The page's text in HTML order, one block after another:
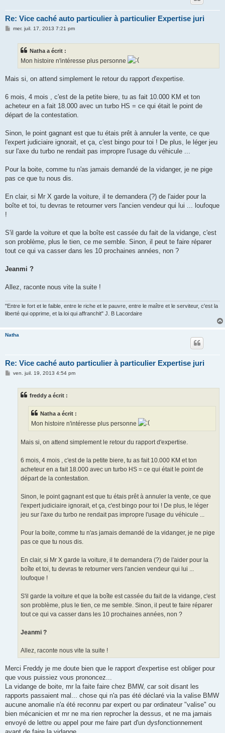
Re: Vice caché auto particulier à particulier Expertise juri
Mmer. juil. 17, 2013 7:21 pm
Natha a écrit :
Mon histoire n'intéresse plus personne
Mais si, on attend simplement le retour du rapport d'expertise.
6 mois, 4 mois , c'est de la petite biere, tu as fait 10.000 KM et ton
acheteur en a fait 18.000 avec un turbo HS = ce qui était le point de
départ de la contestation.
Sinon, le point gagnant est que tu étais prêt à annuler la vente, ce que
l'expert judiciaire ignorait, et ça, c'est bingo pour toi ! De plus, le léger jeu
sur l'axe du turbo ne rendait pas impropre l'usage du véhicule ...
Pour la boite, comme tu n'as jamais demandé de la vidanger, je ne pige
pas ce que tu nous dis.
En clair, si Mr X garde la voiture, il te demandera (?) de l'aider pour la
boîte et toi, tu devras te retourner vers l'ancien vendeur qui lui ... loufoque
!
S'il garde la voiture et que la boîte est cassée du fait de la vidange, c'est
son problème, plus le tien, ce me semble. Sinon, il peut te faire réparer
tout ce qui va casser dans les 10 prochaines années, non ?
Jeanmi ?
Allez, raconte nous vite la suite !
"Entre le fort et le faible, entre le riche et le pauvre, entre le maître et le serviteur, c'est la
liberté qui opprime, et la loi qui affranchit" J. B Lacordaire
Natha
Re: Vice caché auto particulier à particulier Expertise juri
Mven. juil. 19, 2013 4:54 pm
freddy a écrit :
Natha a écrit :
Mon histoire n'intéresse plus personne
Mais si, on attend simplement le retour du rapport d'expertise.
6 mois, 4 mois , c'est de la petite biere, tu as fait 10.000 KM et ton
acheteur en a fait 18.000 avec un turbo HS = ce qui était le point de
départ de la contestation.
Sinon, le point gagnant est que tu étais prêt à annuler la vente, ce que
l'expert judiciaire ignorait, et ça, c'est bingo pour toi ! De plus, le léger
jeu sur l'axe du turbo ne rendait pas impropre l'usage du véhicule ...
Pour la boite, comme tu n'as jamais demandé de la vidanger, je ne pige
pas ce que tu nous dis.
En clair, si Mr X garde la voiture, il te demandera (?) de l'aider pour la
boîte et toi, tu devras te retourner vers l'ancien vendeur qui lui ...
loufoque !
S'il garde la voiture et que la boîte est cassée du fait de la vidange, c'est
son problème, plus le tien, ce me semble. Sinon, il peut te faire réparer
tout ce qui va casser dans les 10 prochaines années, non ?
Jeanmi ?
Allez, raconte nous vite la suite !
Merci Freddy je me doute bien que le rapport d'expertise est obliger pour
que vous puissiez vous prononcez...
La vidange de boite, mr la faite faire chez BMW, car soit disant les
rapports passaient mal... chose qui n'a pas été déclaré via la valise BMW
aucune anomalie n'a été reconnu par expert ou par ordinateur "valise" ou
bien mécanicien et mr ne ma rien reprocher la dessus, et ne ma jamais
envoyé de lettre ou appel pour me faire part d'un dysfonctionnement